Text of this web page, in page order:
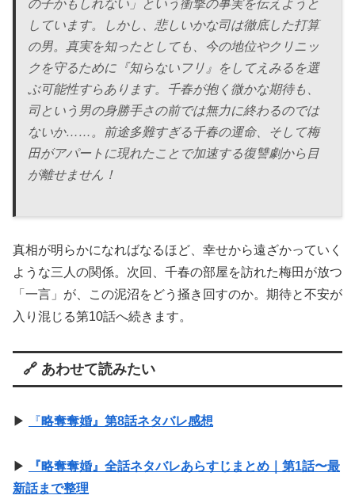
の子かもしれない」という衝撃の事実を伝えようと
しています。しかし、悲しいかな司は徹底した打算
の男。真実を知ったとしても、今の地位やクリニッ
クを守るために『知らないフリ』をしてえみるを選
ぶ可能性すらあります。千春が抱く微かな期待も、
司という男の身勝手さの前では無力に終わるのでは
ないか……。前途多難すぎる千春の運命、そして梅
田がアパートに現れたことで加速する復讐劇から目
が離せません！
真相が明らかになればなるほど、幸せから遠ざかっていく
ような三人の関係。次回、千春の部屋を訪れた梅田が放つ
「一言」が、この泥沼をどう掻き回すのか。期待と不安が
入り混じる第10話へ続きます。
🔗 あわせて読みたい
▶︎ 『略奪奪婚』第8話ネタバレ感想
▶︎
『略奪奪婚』全話ネタバレあらすじまとめ｜第1話〜最
新話まで整理